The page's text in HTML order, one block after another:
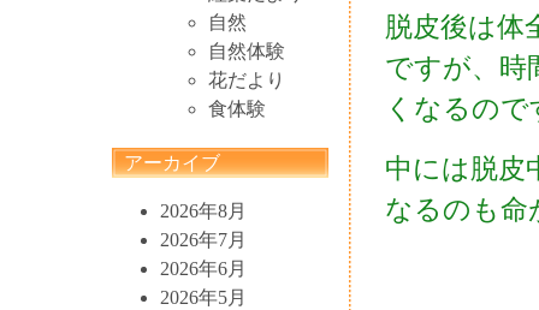
自然
自然体験
花だより
食体験
アーカイブ
2026年8月
2026年7月
2026年6月
2026年5月
脱皮後は体
ですが、時
くなるので
中には脱皮
なるのも命